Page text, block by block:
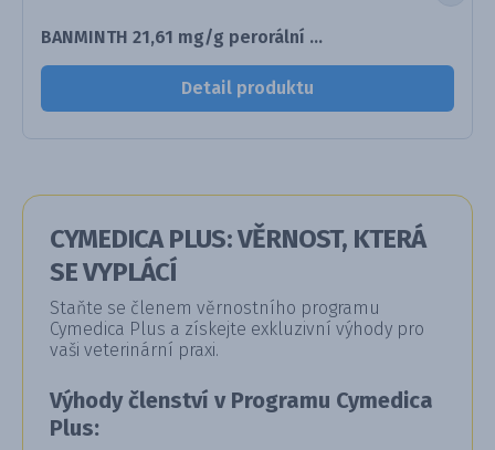
BANMINTH 21,61 mg/g perorální ...
Detail produktu
CYMEDICA PLUS: VĚRNOST, KTERÁ
SE VYPLÁCÍ
Staňte se členem věrnostního programu
Cymedica Plus a získejte exkluzivní výhody pro
vaši veterinární praxi.
Výhody členství v Programu Cymedica
Plus: